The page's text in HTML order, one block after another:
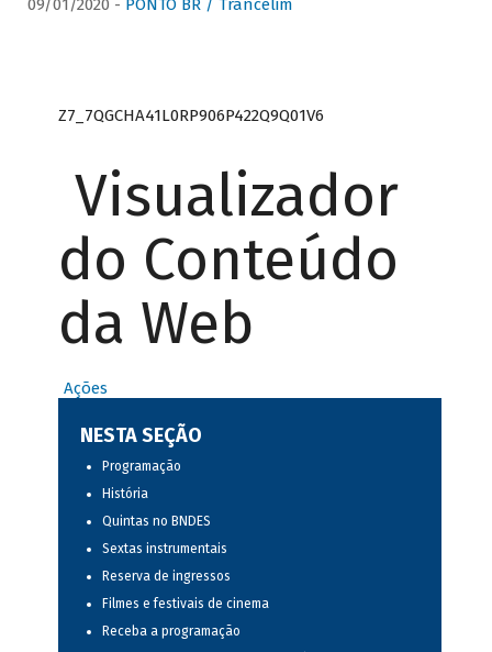
09/01/2020 - PONTO BR / Trancelim
Z7_7QGCHA41L0RP906P422Q9Q01V6
Visualizador
do Conteúdo
da Web
Ações
NESTA SEÇÃO
Programação
História
Quintas no BNDES
Sextas instrumentais
Reserva de ingressos
Filmes e festivais de cinema
Receba a programação